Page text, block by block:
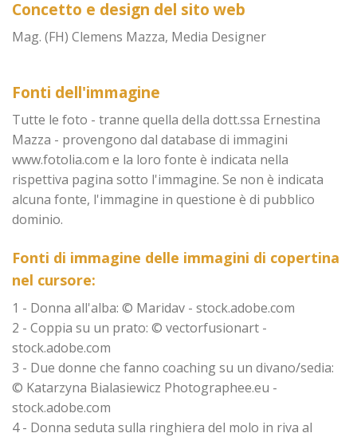
Concetto e design del sito web
Mag. (FH) Clemens Mazza, Media Designer
Fonti dell'immagine
Tutte le foto - tranne quella della dott.ssa Ernestina
Mazza - provengono dal database di immagini
www.fotolia.com e la loro fonte è indicata nella
rispettiva pagina sotto l'immagine. Se non è indicata
alcuna fonte, l'immagine in questione è di pubblico
dominio.
Fonti di immagine delle immagini di copertina
nel cursore:
1 - Donna all'alba: © Maridav - stock.adobe.com
2 - Coppia su un prato: © vectorfusionart -
stock.adobe.com
3 - Due donne che fanno coaching su un divano/sedia:
© Katarzyna Bialasiewicz Photographee.eu -
stock.adobe.com
4 - Donna seduta sulla ringhiera del molo in riva al